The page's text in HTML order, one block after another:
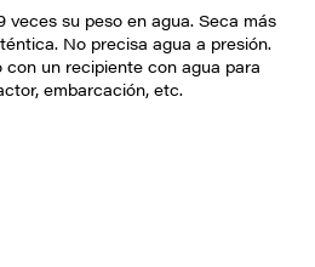
veces su peso en agua. Seca más
No precisa agua a presión.
un recipiente con agua para
embarcación, etc.